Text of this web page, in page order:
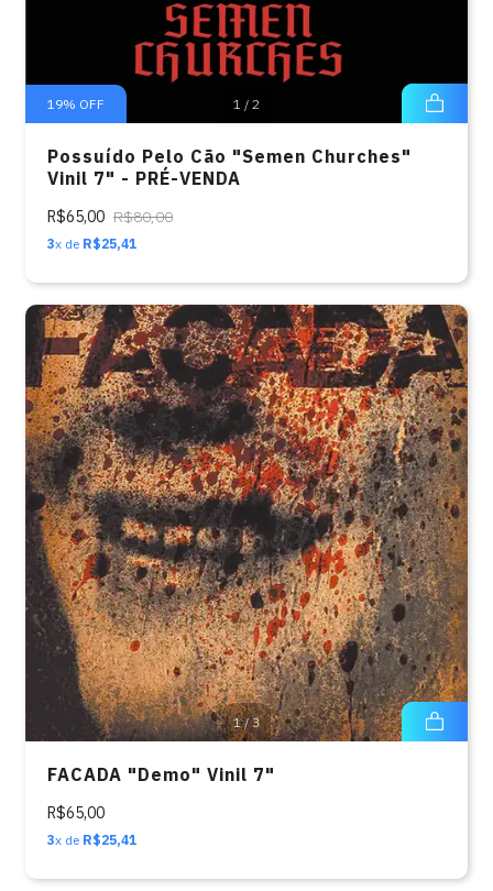
1 / 2
19% OFF
Possuído Pelo Cão "Semen Churches"
Vinil 7" - PRÉ-VENDA
R$65,00 R$80,00
3x de R$25,41
1/3
FACADA "Demo" Vinil 7"
R$65,00
3x de R$25,41